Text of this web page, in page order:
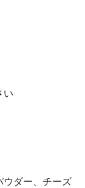
い
ウダー、チーズ